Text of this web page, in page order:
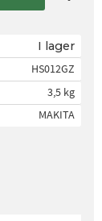
I lager
HS012GZ
3,5 kg
MAKITA